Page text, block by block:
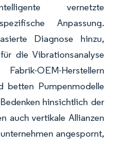
vernetzte
Anpassung.
Diagnose hinzu,
die Vibrationsanalyse
OEM-Herstellern
betten Pumpenmodelle
hinsichtlich der
auch vertikale Allianzen
angespornt,